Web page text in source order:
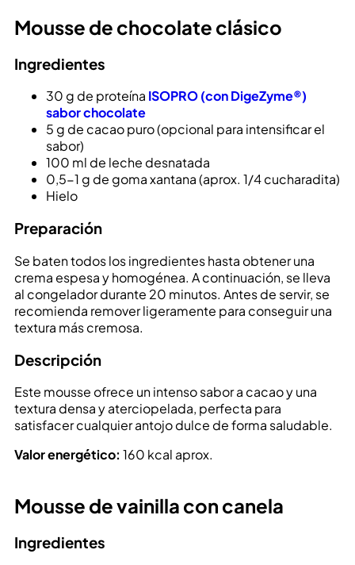
Mousse de chocolate clásico
Ingredientes
30 g de proteína ISOPRO (con DigeZyme®)
sabor chocolate
5 g de cacao puro (opcional para intensificar el
sabor)
100 ml de leche desnatada
0,5-1 g de goma xantana (aprox. 1/4 cucharadita)
Hielo
Preparación
Se baten todos los ingredientes hasta obtener una
crema espesa y homogénea. A continuación, se lleva
al congelador durante 20 minutos. Antes de servir, se
recomienda remover ligeramente para conseguir una
textura más cremosa.
Descripción
Este mousse ofrece un intenso sabor a cacao y una
textura densa y aterciopelada, perfecta para
satisfacer cualquier antojo dulce de forma saludable.
Valor energético: 160 kcal aprox.
Mousse de vainilla con canela
Ingredientes